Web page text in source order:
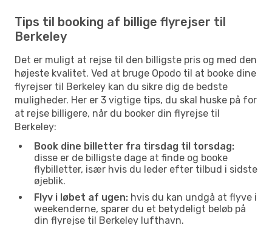
Tips til booking af billige flyrejser til
Berkeley
Det er muligt at rejse til den billigste pris og med den
højeste kvalitet. Ved at bruge Opodo til at booke dine
flyrejser til Berkeley kan du sikre dig de bedste
muligheder. Her er 3 vigtige tips, du skal huske på for
at rejse billigere, når du booker din flyrejse til
Berkeley:
Book dine billetter fra tirsdag til torsdag:
disse er de billigste dage at finde og booke
flybilletter, især hvis du leder efter tilbud i sidste
øjeblik.
Flyv i løbet af ugen: hvis du kan undgå at flyve i
weekenderne, sparer du et betydeligt beløb på
din flyrejse til Berkeley lufthavn.